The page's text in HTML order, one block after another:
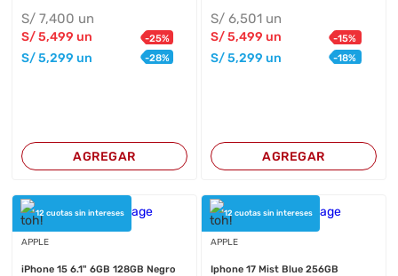
S/7,400 un
S/5,499 un -25%
S/5,299 un -28%
AGREGAR
S/ 6,501 un
S/5,499 un -15%
S/5,299 un -18%
AGREGAR
12 cuotas sin intereses
APPLE
iPhone 15 6.1" 6GB 128GB Negro
12 cuotas sin intereses
APPLE
Iphone 17 Mist Blue 256GB